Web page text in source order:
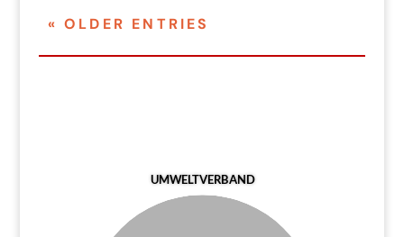
« OLDER ENTRIES
UMWELTVERBAND